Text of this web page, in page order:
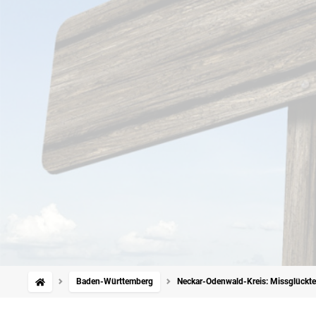
Baden-Württemberg Neckar-Odenwald-Kreis: